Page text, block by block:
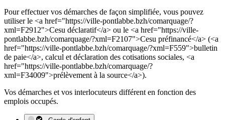
Pour effectuer vos démarches de façon simplifiée, vous pouvez
utiliser le <a href="https://ville-pontlabbe.bzh/comarquage/?
xml=F2912">Cesu déclaratif</a> ou le <a href="https://ville-
pontlabbe.bzh/comarquage/?xml=F2107">Cesu préfinancé</a> (<a
href="https://ville-pontlabbe.bzh/comarquage/?xml=F559">bulletin
de paie</a>, calcul et déclaration des cotisations sociales, <a
href="https://ville-pontlabbe.bzh/comarquage/?
xml=F34009">prélèvement à la source</a>).
Vos démarches et vos interlocuteurs différent en fonction des
emplois occupés.